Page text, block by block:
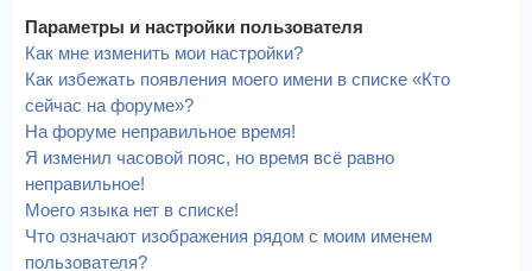
Параметры и настройки пользователя
Как мне изменить мои настройки?
Как избежать появления моего имени в списке «Кто
сейчас на форуме»?
На форуме неправильное время!
Я изменил часовой пояс, но время всё равно
неправильное!
Моего языка нет в списке!
Что означают изображения рядом с моим именем
пользователя?